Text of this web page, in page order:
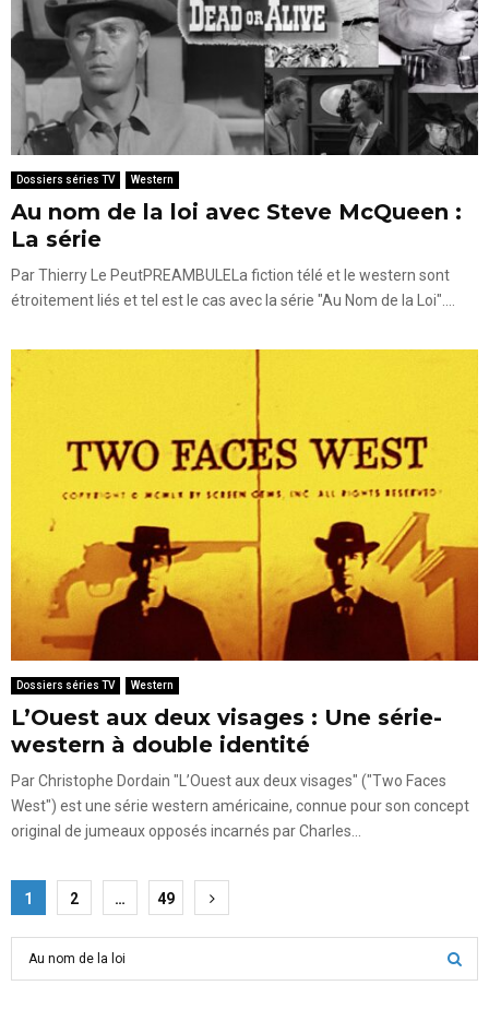
Dossiers séries TV Western
Au nom de la loi avec Steve McQueen :
La série
Par Thierry Le PeutPREAMBULELa fiction télé et le western sont
étroitement liés et tel est le cas avec la série "Au Nom de la Loi"....
Dossiers séries TV Western
L’Ouest aux deux visages : Une série-
western à double identité
Par Christophe Dordain "L’Ouest aux deux visages" ("Two Faces
West") est une série western américaine, connue pour son concept
original de jumeaux opposés incarnés par Charles...
Pagination
des
publications
1 2 … 49